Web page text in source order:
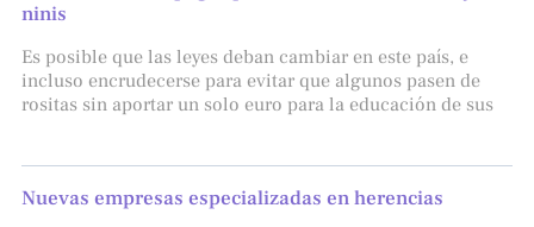
ninis
Es posible que las leyes deban cambiar en este país, e
incluso encrudecerse para evitar que algunos pasen de
rositas sin aportar un solo euro para la educación de sus
Nuevas empresas especializadas en herencias